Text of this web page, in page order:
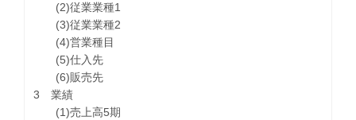
(2)従業業種1
(3)従業業種2
(4)営業種目
(5)仕入先
(6)販売先
3 業績
(1)売上高5期